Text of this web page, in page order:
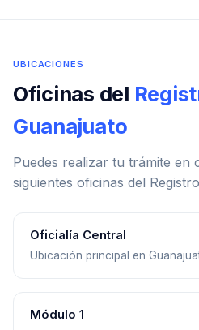
UBICACIONES
Oficinas del
Guanajuato
Puedes realizar tu trámite en
siguientes oficinas del
Oficialía Central
Ubicación principal en
Módulo 1